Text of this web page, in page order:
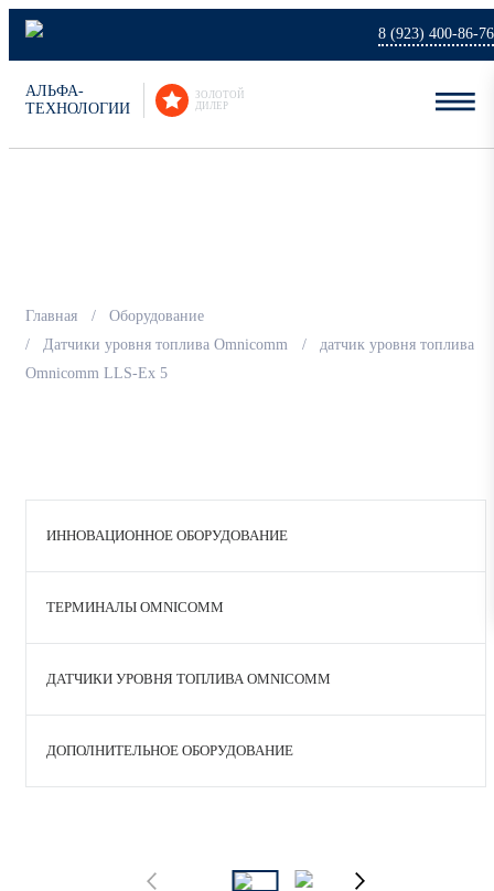
8 (923) 400-86-76
АЛЬФА-
ТЕХНОЛОГИИ
ЗОЛОТОЙ
ДИЛЕР
Главная
Оборудование
Датчики уровня топлива Omnicomm
датчик уровня топлива
Omnicomm LLS-Ex 5
ИННОВАЦИОННОЕ ОБОРУДОВАНИЕ
ТЕРМИНАЛЫ OMNICOMM
ДАТЧИКИ УРОВНЯ ТОПЛИВА OMNICOMM
ДОПОЛНИТЕЛЬНОЕ ОБОРУДОВАНИЕ